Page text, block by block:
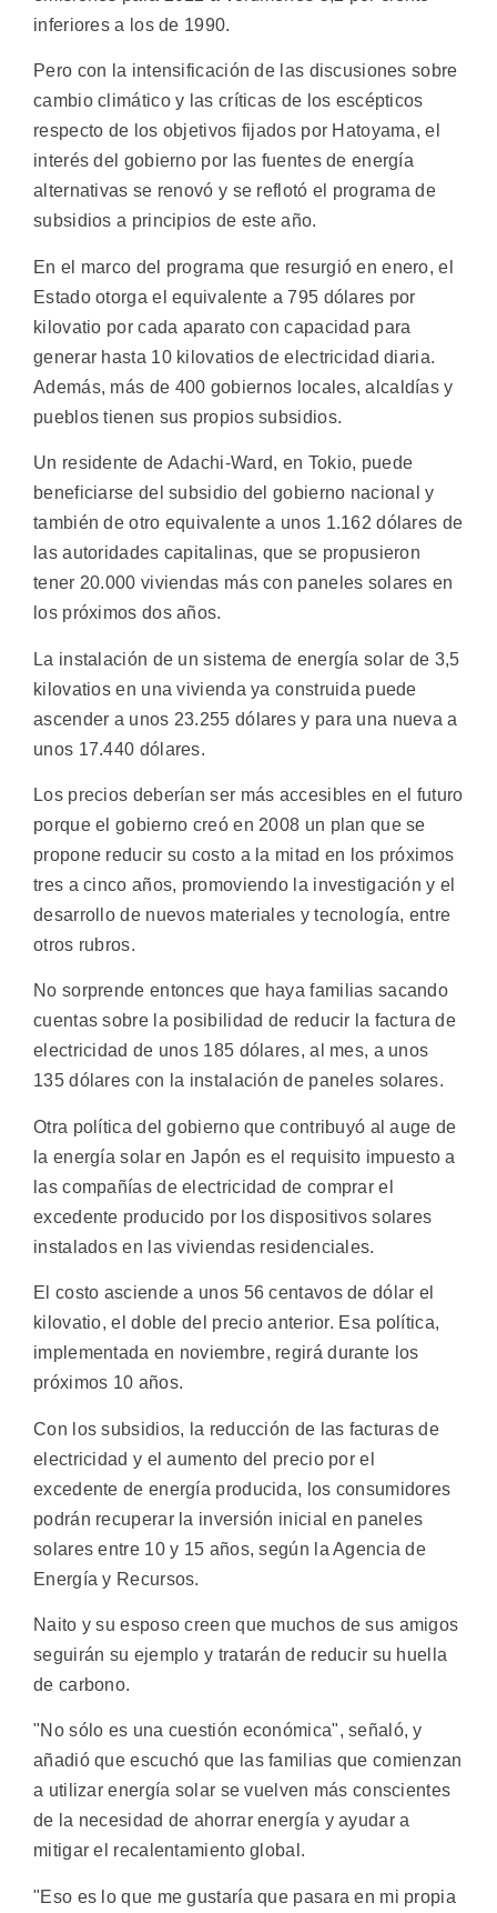
inferiores a los de 1990.
Pero con la intensificación de las discusiones sobre
cambio climático y las críticas de los escépticos
respecto de los objetivos fijados por Hatoyama, el
interés del gobierno por las fuentes de energía
alternativas se renovó y se reflotó el programa de
subsidios a principios de este año.
En el marco del programa que resurgió en enero, el
Estado otorga el equivalente a 795 dólares por
kilovatio por cada aparato con capacidad para
generar hasta 10 kilovatios de electricidad diaria.
Además, más de 400 gobiernos locales, alcaldías y
pueblos tienen sus propios subsidios.
Un residente de Adachi-Ward, en Tokio, puede
beneficiarse del subsidio del gobierno nacional y
también de otro equivalente a unos 1.162 dólares de
las autoridades capitalinas, que se propusieron
tener 20.000 viviendas más con paneles solares en
los próximos dos años.
La instalación de un sistema de energía solar de 3,5
kilovatios en una vivienda ya construida puede
ascender a unos 23.255 dólares y para una nueva a
unos 17.440 dólares.
Los precios deberían ser más accesibles en el futuro
porque el gobierno creó en 2008 un plan que se
propone reducir su costo a la mitad en los próximos
tres a cinco años, promoviendo la investigación y el
desarrollo de nuevos materiales y tecnología, entre
otros rubros.
No sorprende entonces que haya familias sacando
cuentas sobre la posibilidad de reducir la factura de
electricidad de unos 185 dólares, al mes, a unos
135 dólares con la instalación de paneles solares.
Otra política del gobierno que contribuyó al auge de
la energía solar en Japón es el requisito impuesto a
las compañías de electricidad de comprar el
excedente producido por los dispositivos solares
instalados en las viviendas residenciales.
El costo asciende a unos 56 centavos de dólar el
kilovatio, el doble del precio anterior. Esa política,
implementada en noviembre, regirá durante los
próximos 10 años.
Con los subsidios, la reducción de las facturas de
electricidad y el aumento del precio por el
excedente de energía producida, los consumidores
podrán recuperar la inversión inicial en paneles
solares entre 10 y 15 años, según la Agencia de
Energía y Recursos.
Naito y su esposo creen que muchos de sus amigos
seguirán su ejemplo y tratarán de reducir su huella
de carbono.
"No sólo es una cuestión económica", señaló, y
añadió que escuchó que las familias que comienzan
a utilizar energía solar se vuelven más conscientes
de la necesidad de ahorrar energía y ayudar a
mitigar el recalentamiento global.
"Eso es lo que me gustaría que pasara en mi propia